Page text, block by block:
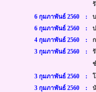
6 กุมภาพันธ์ 2560 :
6 กุมภาพันธ์ 2560 :
4 กุมภาพันธ์ 2560 :
3 กุมภาพันธ์ 2560 :
3 กุมภาพันธ์ 2560 :
3 กุมภาพันธ์ 2560 :